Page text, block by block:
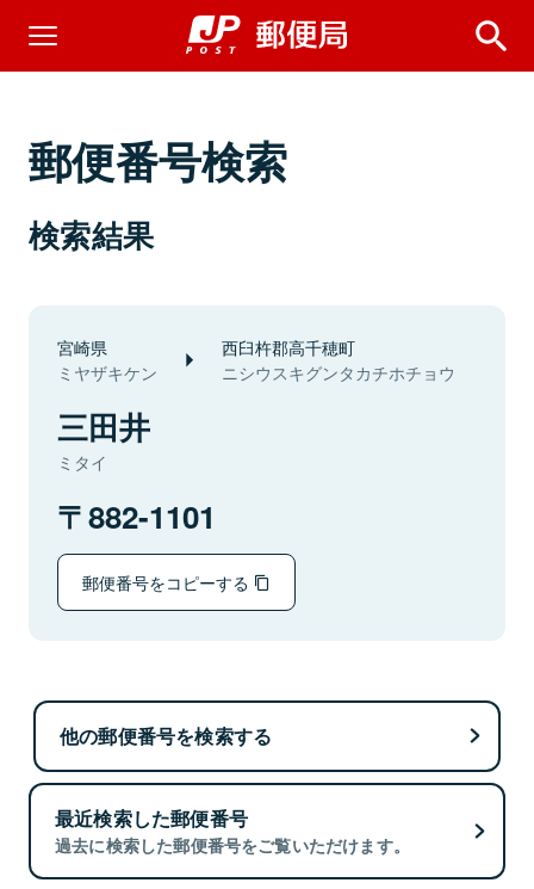
郵便番号検索
検索結果
宮崎県
ミヤザキケン
西臼杵郡高千穂町
ニシウスキグンタカチホチョウ
三田井
ミタイ
882-1101
郵便番号をコピーする
他の郵便番号を検索する
最近検索した郵便番号
過去に検索した郵便番号をご覧いただけます。